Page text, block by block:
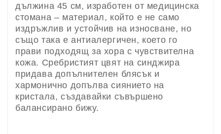
дължина 45 см, изработен от медицинска
стомана – материал, който е не само
издръжлив и устойчив на износване, но
също така е антиалергичен, което го
прави подходящ за хора с чувствителна
кожа. Сребристият цвят на синджира
придава допълнителен блясък и
хармонично допълва сиянието на
кристала, създавайки съвършено
балансирано бижу.